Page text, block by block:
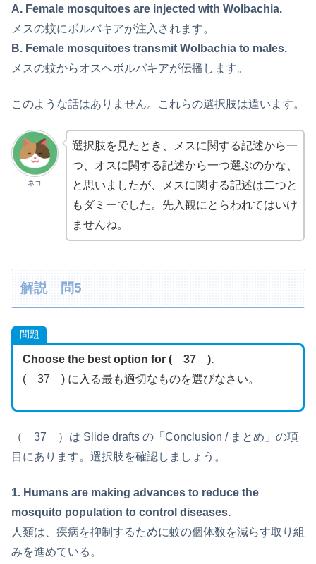
A. Female mosquitoes are injected with Wolbachia.
メスの蚊にボルバキアが注入されます。
B. Female mosquitoes transmit Wolbachia to males.
メスの蚊からオスへボルバキアが伝播します。
このような話はありません。これらの選択肢は違います。
ネコ
選択肢を見たとき、メスに関する記述から一
つ、オスに関する記述から一つ選ぶのかな、
と思いましたが、メスに関する記述は二つと
もダミーでした。先入観にとらわれてはいけ
ませんね。
解説 問5
問題
Choose the best option for ( 37 ).
( 37 ) に入る最も適切なものを選びなさい。
（ 37 ）は Slide drafts の「Conclusion / まとめ」の項
目にあります。選択肢を確認しましょう。
1. Humans are making advances to reduce the
mosquito population to control diseases.
人類は、疾病を抑制するために蚊の個体数を減らす取り組
みを進めている。